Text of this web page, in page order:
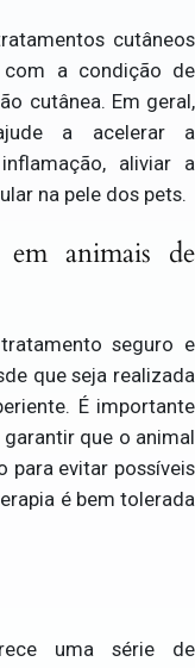
cutâneos
a condição de
cutânea. Em geral,
a acelerar a
aliviar a
na pele dos pets.
em animais de
seguro e
que seja realizada
É importante
que o animal
para evitar possíveis
é bem tolerada
uma série de